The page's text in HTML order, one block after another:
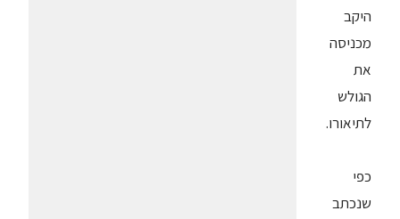
היקב
מכניסה
את
הגולש
לתיאורו.
כפי
שנכתב